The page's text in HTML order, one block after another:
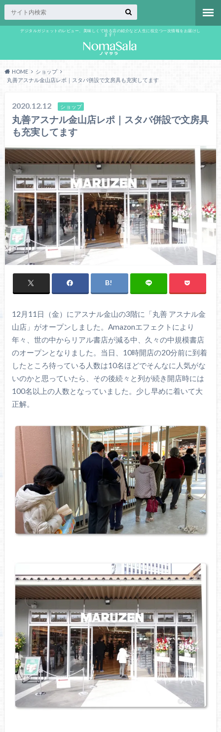
デジタルガジェットのレビュー、美味しくて唸る店の紹介など人生に役立つ一次情報をお届けし
ます！
HOME
ショップ
丸善アスナル金山店レポ｜スタバ併設で文房具も充実してます
2020.12.12 ショップ
丸善アスナル金山店レポ｜スタバ併設で文房具
も充実してます
12月11日（金）にアスナル金山の3階に「丸善 アスナル金
山店」がオープンしました。Amazonエフェクトにより
年々、世の中からリアル書店が減る中、久々の中規模書店
のオープンとなりました。当日、10時開店の20分前に到着
したところ待っている人数は10名ほどでそんなに人気がな
いのかと思っていたら、その後続々と列が続き開店時には
100名以上の人数となっていました。少し早めに着いて大
正解。